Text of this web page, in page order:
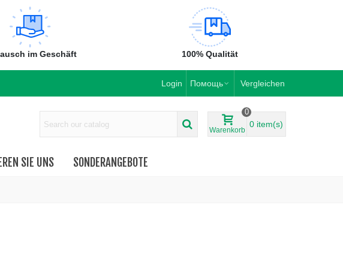
im Geschäft 100% Qualität
Login Помощь Vergleichen
Warenkorb
0
0 item(s)
SIE UNS SONDERANGEBOTE